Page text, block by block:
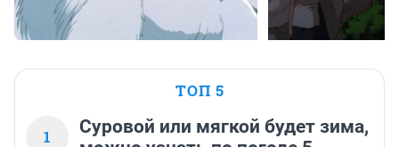
ТОП 5
1
Суровой или мягкой будет зима,